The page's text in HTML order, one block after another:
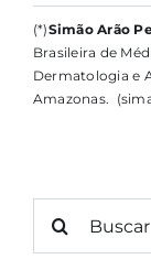
(*)Simão Arão
Brasileira de
Dermatologia e
Amazonas.